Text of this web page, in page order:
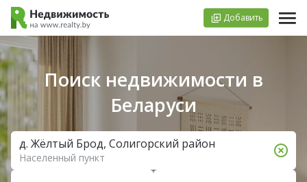
Добавить
Поиск недвижимости в
Беларуси
д. Жёлтый Брод, Солигорский район
Населенный пункт